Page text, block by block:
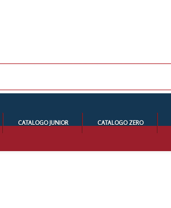
CATALOGO JUNIOR CATALOGO ZERO